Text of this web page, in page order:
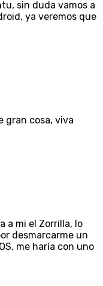
sin duda vamos a
ya veremos que
gran cosa, viva
a mi el Zorrilla, lo
desmarcarme un
me haría con uno